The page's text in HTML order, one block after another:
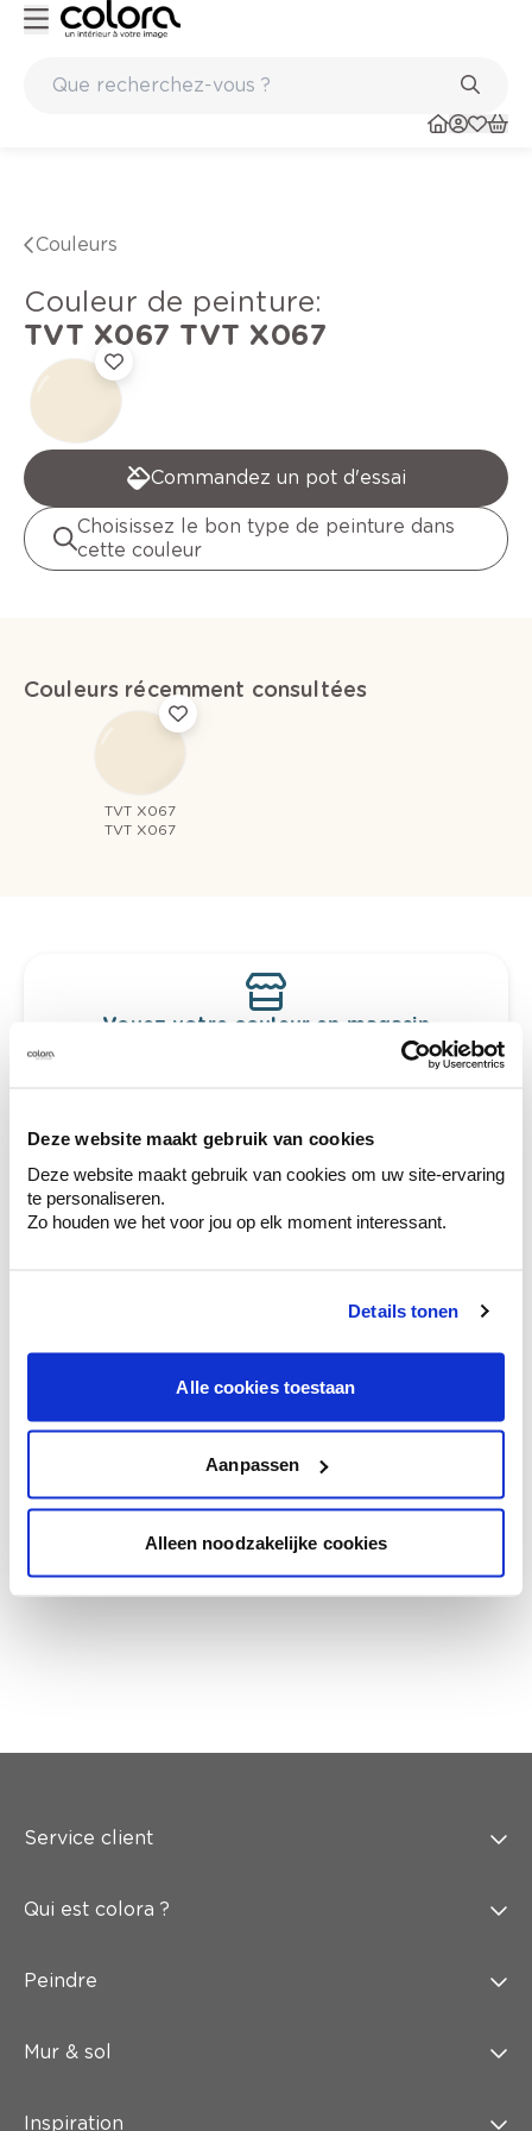
Deze website maakt gebruik van cookies
Deze website maakt gebruik van cookies om uw site-ervaring
te personaliseren.
Zo houden we het voor jou op elk moment interessant.
Details tonen
Alle cookies toestaan
Aanpassen
Alleen noodzakelijke cookies
Couleurs
Couleur de peinture:
TVT X067 TVT X067
Commandez un pot d'essai
Choisissez le bon type de peinture dans
cette couleur
Couleurs récemment consultées
TVT X067
TVT X067
Voyez votre couleur en magasin
Découvrez des échantillons de votre
votre couleur.
Obtenez des conseils personnalisés sur la
combinaison de couleurs.
Conseil couleur à domicile
en couleur.
l'éclairage et de votre mobilier.
Obtenez un contrôle technologique de vos
Service client
Qui est colora ?
Peindre
Mur & sol
Inspiration